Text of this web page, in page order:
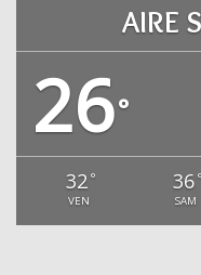
AIRE
26°
32 °
VEN
36 °
SAM